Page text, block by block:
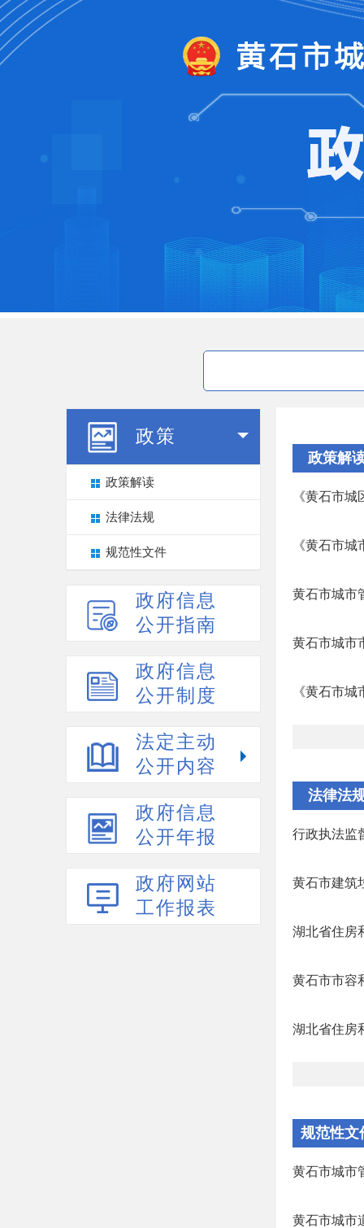
政策
政策解读
法律法规
规范性文件
政府信息
公开指南
政府信息
公开制度
法定主动
公开内容
政府信息
公开年报
政府网站
工作报表
政策解
《黄石市
《黄石市
黄石市城市
黄石市城市
《黄石市
法律法
行政执法监
黄石市建筑
湖北省住房
黄石市市容
湖北省住房
规范性文
黄石市城市
黄石市城市